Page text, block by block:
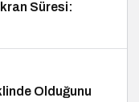
Süresi:
Olduğunu